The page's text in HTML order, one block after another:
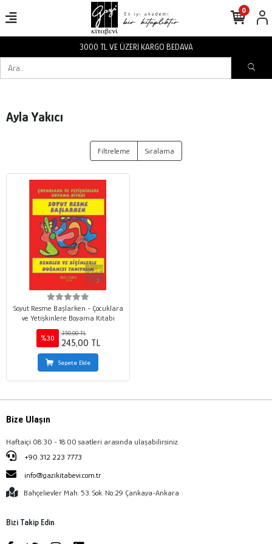
3000 TL VE ÜZERİ KARGO BEDAVA
0
Ayla Yakıcı
Filtreleme Sıralama
Soyut Resme Başlarken - Çocuklara
ve Yetişkinlere Boyama Kitabı
%30
350,00 TL
245,00 TL
Sepete Ekle
Bize Ulaşın
Haftaiçi 08:30 - 18:00 saatleri arasında ulaşabilirsiniz.
+90 312 223 7773
info@gazikitabevi.com.tr
Bahçelievler Mah. 53. Sok. No:29 Çankaya-Ankara
Bizi Takip Edin